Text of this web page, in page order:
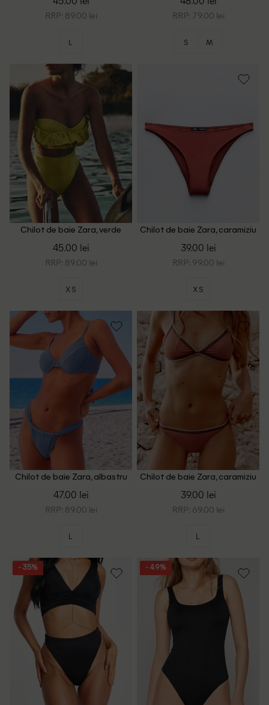
RRP: 89.00 lei
L
RRP: 79.00 lei
S M
Chilot de baie Zara, verde
45.00 lei
RRP: 89.00 lei
XS
Chilot de baie Zara, caramiziu
39.00 lei
RRP: 99.00 lei
XS
Chilot de baie Zara, albastru
47.00 lei
RRP: 89.00 lei
L
Chilot de baie Zara, caramiziu
39.00 lei
RRP: 69.00 lei
L
- 35% - 49%